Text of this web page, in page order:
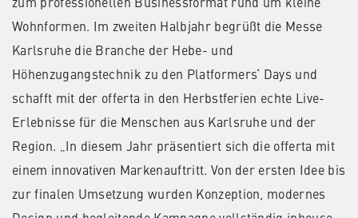
Wohnformen. Im zweiten Halbjahr begrüßt die Messe
Karlsruhe die Branche der Hebe- und
Höhenzugangstechnik zu den Platformers‘ Days und
schafft mit der offerta in den Herbstferien echte Live-
Erlebnisse für die Menschen aus Karlsruhe und der
Region. „In diesem Jahr präsentiert sich die offerta mit
einem innovativen Markenauftritt. Von der ersten Idee bis
zur finalen Umsetzung wurden Konzeption, modernes